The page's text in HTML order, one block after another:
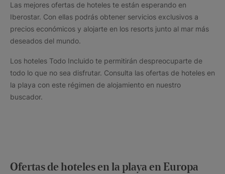
Las mejores ofertas de hoteles te están esperando en
Iberostar. Con ellas podrás obtener servicios exclusivos a
precios económicos y alojarte en los resorts junto al mar más
deseados del mundo.
Los hoteles Todo Incluido te permitirán despreocuparte de
todo lo que no sea disfrutar. Consulta las ofertas de hoteles en
la playa con este régimen de alojamiento en nuestro
buscador.
Ofertas de hoteles en la playa en Europa